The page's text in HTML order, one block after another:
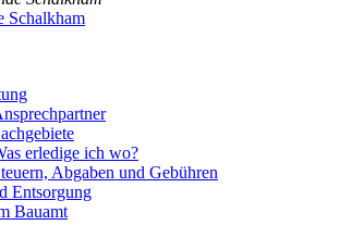
Schalkham
erledige ich wo?
Abgaben und Gebühren
Entsorgung
Bauamt